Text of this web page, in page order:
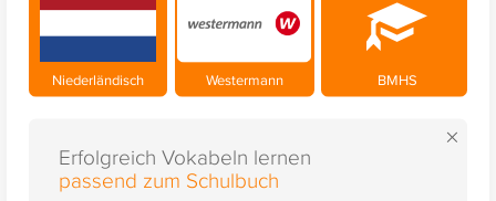
Niederländisch Westermann BMHS
×
Erfolgreich Vokabeln lernen
passend zum Schulbuch